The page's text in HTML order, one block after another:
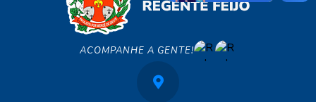
ACOMPANHE A GENTE!